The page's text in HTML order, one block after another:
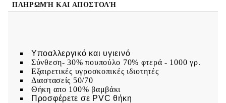
ΠΛΗΡΩΜΉ ΚΑΙ ΑΠΟΣΤΟΛΉ
Υποαλλεργικό και υγιεινό
Σύνθεση- 30% πουπούλο 70% φτερά - 1000 γρ.
Εξαιρετικές υγροσκοπικές ιδιοτητές
Διαστασείς 50/70
Θήκη απο 100% βαμβάκι
Προσφέρετε σε PVC θήκη